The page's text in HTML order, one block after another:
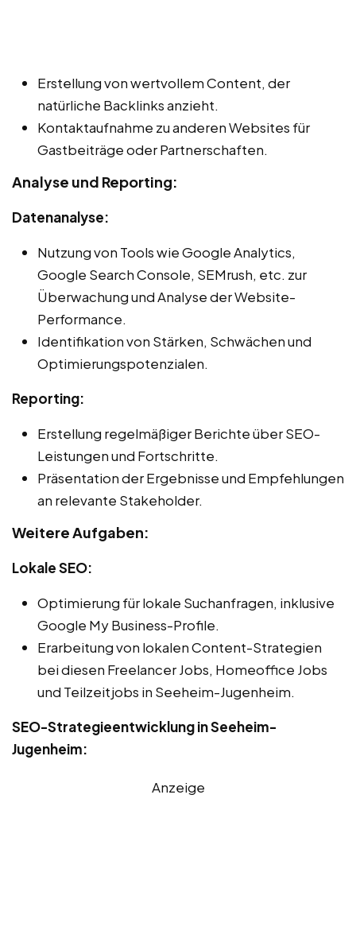
Erstellung von wertvollem Content, der
natürliche Backlinks anzieht.
Kontaktaufnahme zu anderen Websites für
Gastbeiträge oder Partnerschaften.
Analyse und Reporting:
Datenanalyse:
Nutzung von Tools wie Google Analytics,
Google Search Console, SEMrush, etc. zur
Überwachung und Analyse der Website-
Performance.
Identifikation von Stärken, Schwächen und
Optimierungspotenzialen.
Reporting:
Erstellung regelmäßiger Berichte über SEO-
Leistungen und Fortschritte.
Präsentation der Ergebnisse und Empfehlungen
an relevante Stakeholder.
Weitere Aufgaben:
Lokale SEO:
Optimierung für lokale Suchanfragen, inklusive
Google My Business-Profile.
Erarbeitung von lokalen Content-Strategien
bei diesen Freelancer Jobs, Homeoffice Jobs
und Teilzeitjobs in Seeheim-Jugenheim.
SEO-Strategieentwicklung in Seeheim-
Jugenheim:
Anzeige